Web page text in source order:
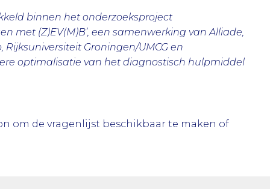
binnen het onderzoeksproject
met (Z)EV(M)B’, een samenwerking van Alliade,
Rijksuniversiteit Groningen/UMCG en
optimalisatie van het diagnostisch hulpmiddel
om de vragenlijst beschikbaar te maken of